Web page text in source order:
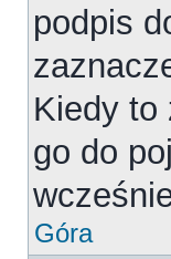
podpis
Kiedy to
go do
Góra